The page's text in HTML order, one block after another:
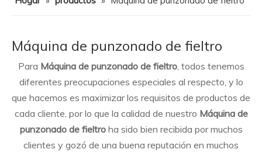
Máquina de punzonado de fieltro
Para Máquina de punzonado de fieltro, todos tenemos
diferentes preocupaciones especiales al respecto, y lo
que hacemos es maximizar los requisitos de productos de
cada cliente, por lo que la calidad de nuestro Máquina de
punzonado de fieltroha sido bien recibida por muchos
clientes y gozó de una buena reputación en muchos